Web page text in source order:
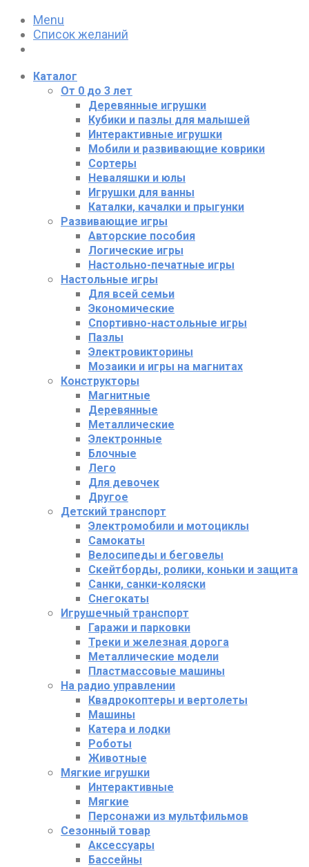
Menu
Список желаний
Каталог
От 0 до 3 лет
Деревянные игрушки
Кубики и пазлы для малышей
Интерактивные игрушки
Мобили и развивающие коврики
Сортеры
Неваляшки и юлы
Игрушки для ванны
Каталки, качалки и прыгунки
Развивающие игры
Авторские пособия
Логические игры
Настольно-печатные игры
Настольные игры
Для всей семьи
Экономические
Спортивно-настольные игры
Пазлы
Электровикторины
Мозаики и игры на магнитах
Конструкторы
Магнитные
Деревянные
Металлические
Электронные
Блочные
Лего
Для девочек
Другое
Детский транспорт
Электромобили и мотоциклы
Самокаты
Велосипеды и беговелы
Скейтборды, ролики, коньки и защита
Санки, санки-коляски
Снегокаты
Игрушечный транспорт
Гаражи и парковки
Треки и железная дорога
Металлические модели
Пластмассовые машины
На радио управлении
Квадрокоптеры и вертолеты
Машины
Катера и лодки
Роботы
Животные
Мягкие игрушки
Интерактивные
Мягкие
Персонажи из мультфильмов
Сезонный товар
Аксессуары
Бассейны